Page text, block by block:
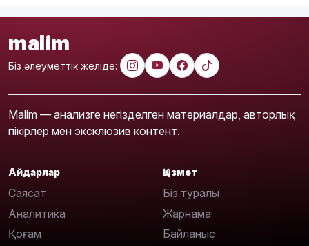
malim
Біз әлеуметтік желіде:
Malim — анализге негізделген материалдар, авторлық
пікірлер мен эксклюзив контент.
Айдарлар
Саясат
Аналитика
Қоғам
Қызмет
Біз туралы
Жарнама
Байланыс